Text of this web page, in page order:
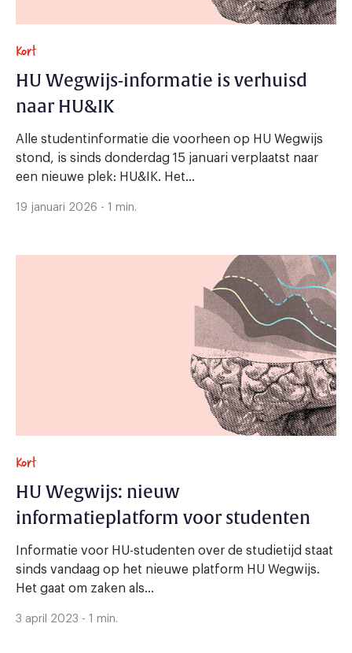
Kort
HU Wegwijs-informatie is verhuisd
naar HU&IK
Alle studentinformatie die voorheen op HU Wegwijs
stond, is sinds donderdag 15 januari verplaatst naar
een nieuwe plek: HU&IK. Het...
19 januari 2026 - 1 min.
Kort
HU Wegwijs: nieuw
informatieplatform voor studenten
Informatie voor HU-studenten over de studietijd staat
sinds vandaag op het nieuwe platform HU Wegwijs.
Het gaat om zaken als...
3 april 2023 - 1 min.